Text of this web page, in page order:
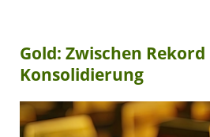
Gold: Zwischen
Konsolidierung